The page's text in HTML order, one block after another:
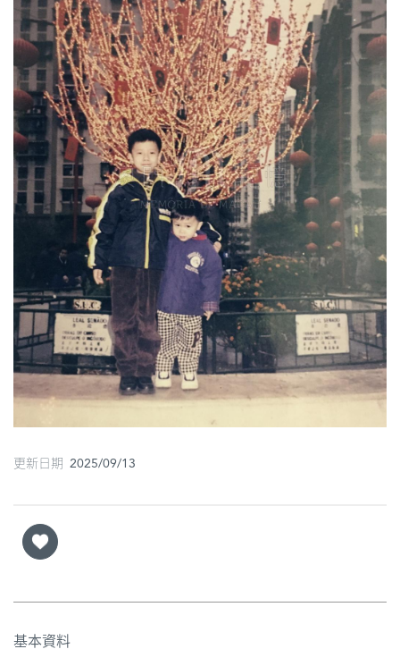
古
地
圖
媽
閣
寺
廟
堂
街
市
更新日期 2025/09/13
基本資料